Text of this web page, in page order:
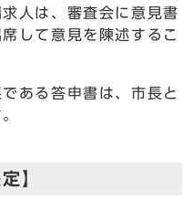
人は、審査会に意見書
して意見を陳述するこ
ある答申書は、市長と
】